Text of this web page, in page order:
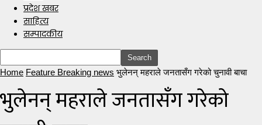
प्रदेश खबर
साहित्य
सम्पादकीय
Home Feature Breaking news भुलेनन् महराले जनतासँग गरेको चुनावी बाचा
भुलेनन् महराले जनतासँग गरेको